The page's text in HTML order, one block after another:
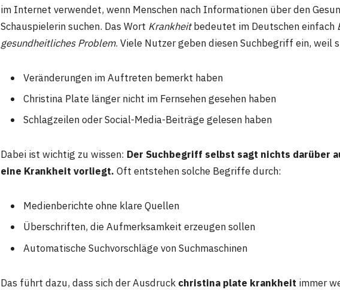
im Internet verwendet, wenn Menschen nach Informationen über den
Schauspielerin suchen. Das Wort Krankheitbedeutet im Deutschen einfach
gesundheitliches Problem. Viele Nutzer geben diesen Suchbegriff ein, weil
Veränderungen im Auftreten bemerkt haben
Christina Plate länger nicht im Fernsehen gesehen haben
Schlagzeilen oder Social-Media-Beiträge gelesen haben
Dabei ist wichtig zu wissen: Der Suchbegriff selbst sagt nichts darüber
eine Krankheit vorliegt. Oft entstehen solche Begriffe durch:
Medienberichte ohne klare Quellen
Überschriften, die Aufmerksamkeit erzeugen sollen
Automatische Suchvorschläge von Suchmaschinen
Das führt dazu, dass sich der Ausdruck christina plate krankheit immer